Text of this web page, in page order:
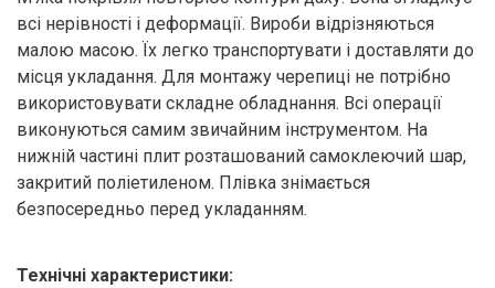
всі нерівності і деформації. Вироби відрізняються
малою масою. Їх легко транспортувати і доставляти до
місця укладання. Для монтажу черепиці не потрібно
використовувати складне обладнання. Всі операції
виконуються самим звичайним інструментом. На
нижній частині плит розташований самоклеючий шар,
закритий поліетиленом. Плівка знімається
безпосередньо перед укладанням.
Технічні характеристики: